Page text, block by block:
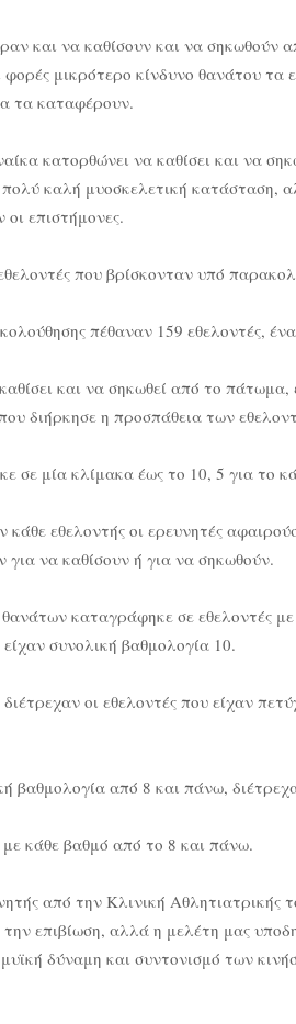
και να καθίσουν και να σηκωθούν
φορές μικρότερο κίνδυνο θανάτου
τα καταφέρουν.
κατορθώνει να καθίσει και να
καλή μυοσκελετική κατάσταση,
επιστήμονες.
που βρίσκονταν υπό
πέθαναν 159 εθελοντές,
και να σηκωθεί από το πάτωμα,
διήρκησε η προσπάθεια των
σε μία κλίμακα έως το 10, 5 για το
κάθε εθελοντής οι ερευνητές
να καθίσουν ή για να σηκωθούν.
καταγράφηκε σε εθελοντές
συνολική βαθμολογία 10.
οι εθελοντές που είχαν
βαθμολογία από 8 και πάνω,
κάθε βαθμό από το 8 και πάνω.
από την Κλινική Αθλητιατρικής
επιβίωση, αλλά η μελέτη μας
δύναμη και συντονισμό των